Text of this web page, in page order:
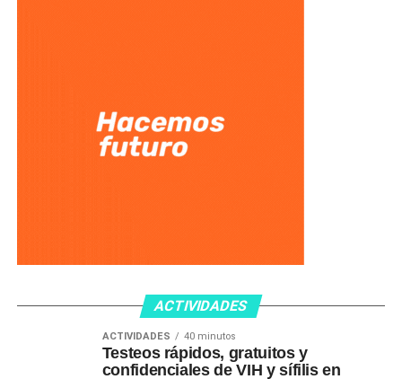
ACTIVIDADES
ACTIVIDADES 40 minutos
Testeos rápidos, gratuitos y
confidenciales de VIH y sífilis en